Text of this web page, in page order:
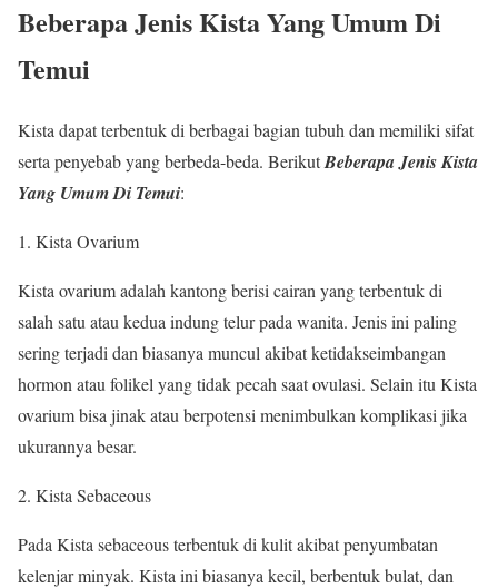
Beberapa Jenis Kista Yang Umum Di
Temui
Kista dapat terbentuk di berbagai bagian tubuh dan memiliki sifat
serta penyebab yang berbeda-beda. BerikutBeberapa Jenis Kista
Yang Umum Di Temui:
Kista Ovarium
Kista ovarium adalah kantong berisi cairan yang terbentuk di
salah satu atau kedua indung telur pada wanita. Jenis ini paling
sering terjadi dan biasanya muncul akibat ketidakseimbangan
hormon atau folikel yang tidak pecah saat ovulasi. Selain itu Kista
ovarium bisa jinak atau berpotensi menimbulkan komplikasi jika
ukurannya besar.
Kista Sebaceous
Pada Kista sebaceous terbentuk di kulit akibat penyumbatan
kelenjar minyak. Kista ini biasanya kecil, berbentuk bulat, dan